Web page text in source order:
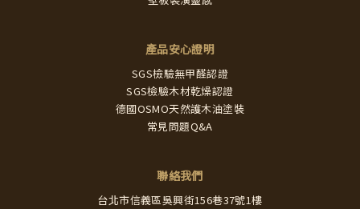
產品安心證明
SGS檢驗無甲醛認證
SGS檢驗木材乾燥認證
德國OSMO天然護木油塗裝
常見問題Q&A
聯絡我們
台北市信義區吳興街156巷37號1樓